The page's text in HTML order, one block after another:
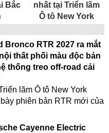
Bắc
nhất tại Triển lãm
Ô tô New York
Bronco RTR 2027 ra mắt
thất phối màu độc bản
thống treo off-road cải
lãm Ô tô New York
phiên bản RTR mới của
Cayenne Electric